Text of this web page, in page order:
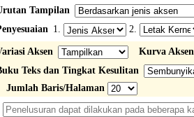
Tampilan
1. 2.
Aksen
Kurva Aksen
Teks dan Tingkat Kesulitan
Jumlah Baris/Halaman